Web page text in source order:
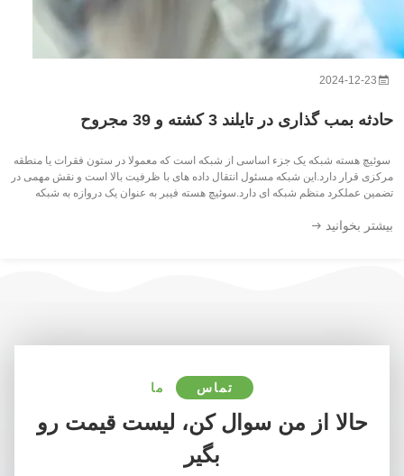
2024-12-23
حادثه بمب گذاری در تایلند 3 کشته و 39 مجروح
​​ سوئیچ هسته شبکه یک جزء اساسی از شبکه است که معمولا در ستون فقرات یا منطقه
مرکزی قرار دارد.این شبکه مسئول انتقال داده های با ظرفیت بالا است و نقش مهمی در
تضمین عملکرد منظم شبکه ای دارد.سوئیچ هسته فیبر به عنوان یک دروازه به شبکه
بیشتر بخوانید
تماس ما
حالا از من سوال کن، لیست قیمت رو
بگیر